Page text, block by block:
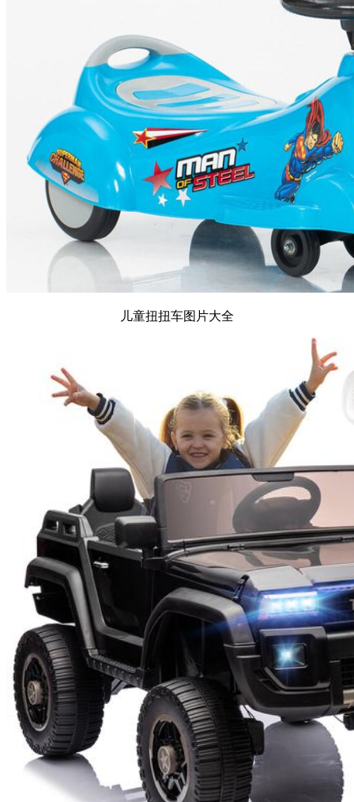
儿童扭扭车图片大全